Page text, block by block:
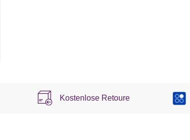
Kostenlose Retoure